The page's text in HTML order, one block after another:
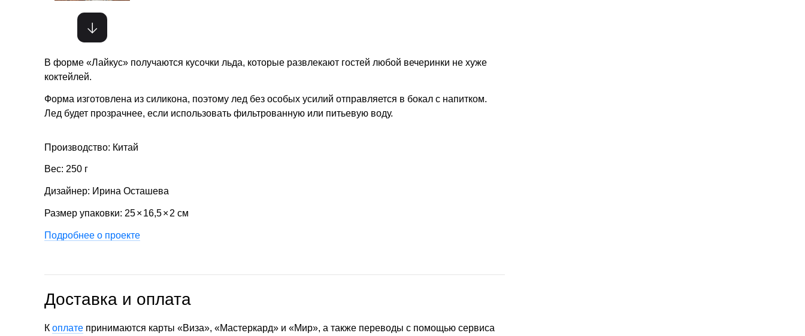
В форме «Лайкус» получаются кусочки льда, которые развлекают гостей любой вечеринки не хуже
коктейлей.
Форма изготовлена из силикона, поэтому лед без особых усилий отправляется в бокал с напитком.
Лед будет прозрачнее, если использовать фильтрованную или питьевую воду.
Производство: Китай
Вес: 250 г
Дизайнер: Ирина Осташева
Размер упаковки: 25× 16,5× 2 см
Подробнее о проекте
Доставка и оплата
К оплате принимаются карты «Виза», «Мастеркард» и «Мир», а также переводы с помощью сервиса